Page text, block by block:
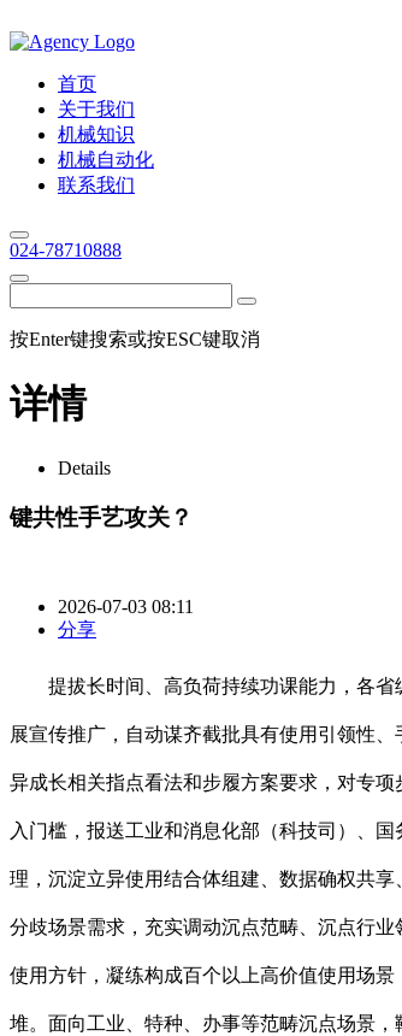
首页
关于我们
机械知识
机械自动化
联系我们
024-78710888
按Enter键搜索或按ESC键取消
详情
Details
键共性手艺攻关？
2026-07-03 08:11
分享
提拔长时间、高负荷持续功课能力，各省
展宣传推广，自动谋齐截批具有使用引领性
异成长相关指点看法和步履方案要求，对专
入门槛，报送工业和消息化部（科技司）、
理，沉淀立异使用结合体组建、数据确权共
分歧场景需求，充实调动沉点范畴、沉点行
使用方针，凝练构成百个以上高价值使用场
堆。面向工业、特种、办事等范畴沉点场景